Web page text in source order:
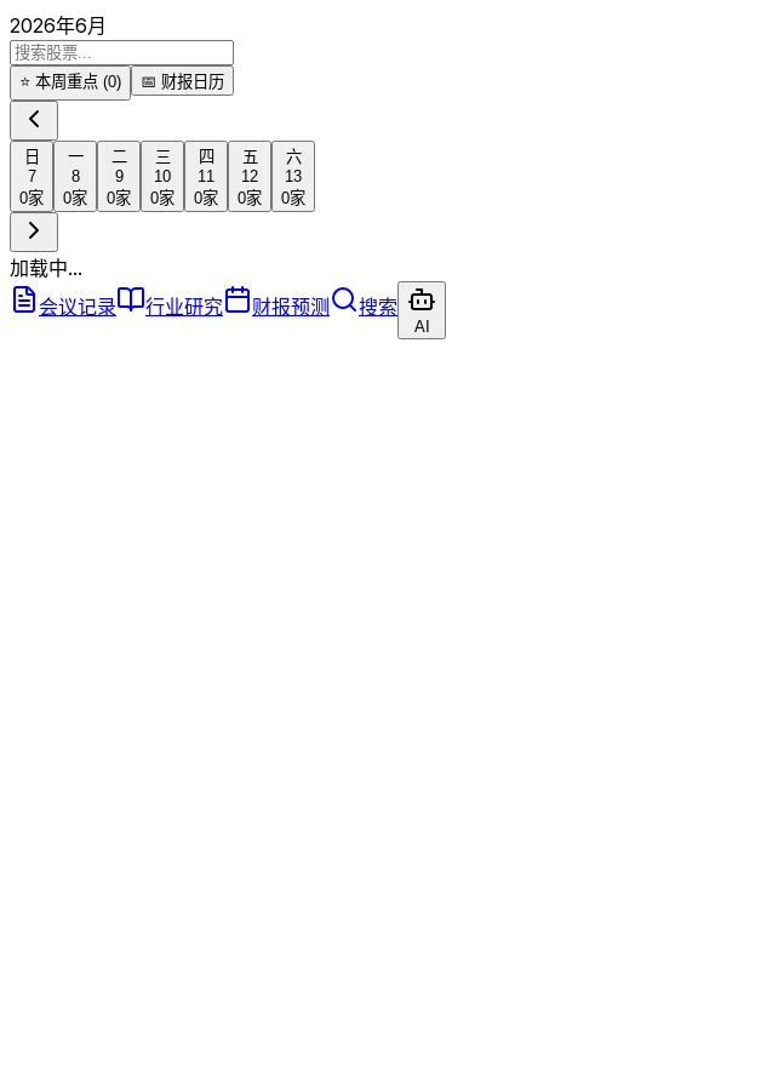
2026年6月
⭐ 本周重点 (0) 📅 财报日历
日
7
0家
一
8
0家
二
9
0家
三
10
0家
四
11
0家
五
12
0家
六
13
0家
加载中...
会议记录
行业研究 财报预测 搜索
AI